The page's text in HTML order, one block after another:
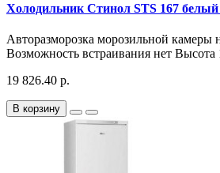
Холодильник Стинол STS 167 белый
Авторазморозка морозильной камеры
Возможность встраивания нет Высота
19 826.40 р.
В корзину